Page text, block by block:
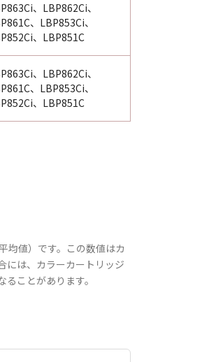
、LBP862Ci、
、LBP853Ci、
、LBP851C
、LBP862Ci、
、LBP853Ci、
、LBP851C
均値）です。この数値はカ
には、カラーカートリッジ
ことがあります。